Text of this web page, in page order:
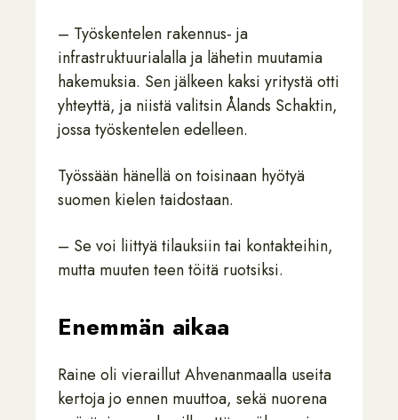
– Työskentelen rakennus- ja
infrastruktuurialalla ja lähetin muutamia
hakemuksia. Sen jälkeen kaksi yritystä otti
yhteyttä, ja niistä valitsin Ålands Schaktin,
jossa työskentelen edelleen.
Työssään hänellä on toisinaan hyötyä
suomen kielen taidostaan.
– Se voi liittyä tilauksiin tai kontakteihin,
mutta muuten teen töitä ruotsiksi.
Enemmän aikaa
Raine oli vieraillut Ahvenanmaalla useita
kertoja jo ennen muuttoa, sekä nuorena